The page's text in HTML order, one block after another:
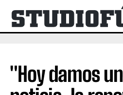
"Hoy damos